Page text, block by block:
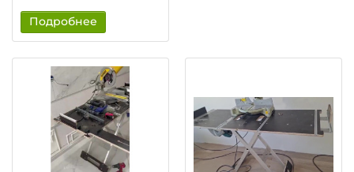
Подробнее